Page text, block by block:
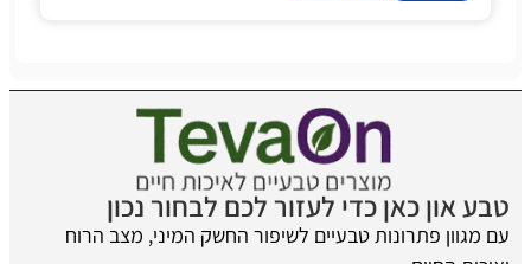
טבע און כאן כדי לעזור לכם לבחור נכון
עם מגוון פתרונות טבעיים לשיפור החשק המיני, מצב הרוח